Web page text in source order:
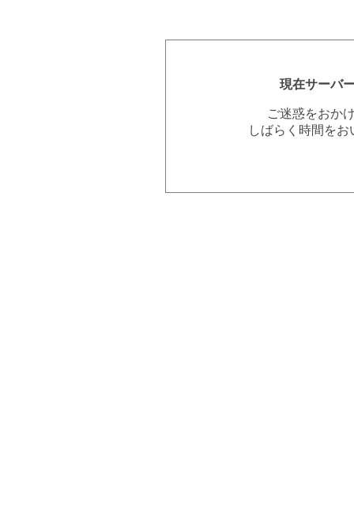
現在サーバ
ご迷惑をおか
しばらく時間を